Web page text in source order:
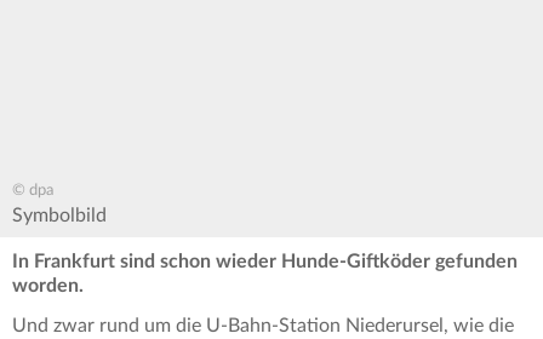
© dpa
Symbolbild
In Frankfurt sind schon wieder Hunde-Giftköder gefunden
worden.
Und zwar rund um die U-Bahn-Station Niederursel, wie die